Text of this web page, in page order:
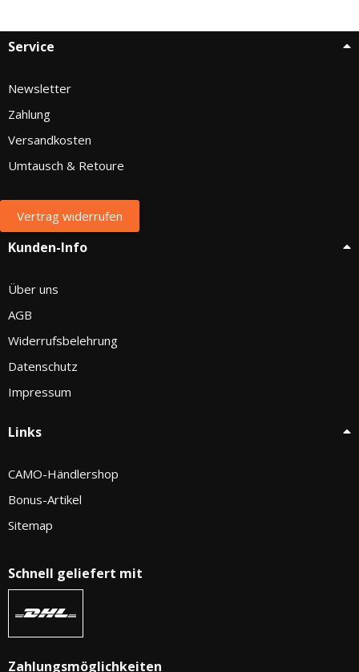
Service
Newsletter
Zahlung
Versandkosten
Umtausch & Retoure
Vertrag widerrufen
Kunden-Info
Über uns
AGB
Widerrufsbelehrung
Datenschutz
Impressum
Links
CAMO-Händlershop
Bonus-Artikel
Sitemap
Schnell geliefert mit
Zahlungsmöglichkeiten